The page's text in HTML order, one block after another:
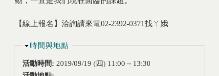
【線上報名】洽詢請來電02-2392-0371找ㄚ娥
隱藏
時間與地點
活動時間: 2019/09/19 (四) 11:00 ~ 13:30